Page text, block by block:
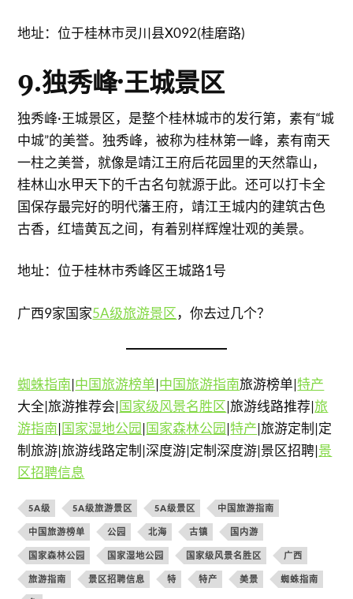
地址：位于桂林市灵川县X092(桂磨路)
9.独秀峰·王城景区
独秀峰·王城景区，是整个桂林城市的发行第，素有“城
中城”的美誉。独秀峰，被称为桂林第一峰，素有南天
一柱之美誉，就像是靖江王府后花园里的天然靠山，
桂林山水甲天下的千古名句就源于此。还可以打卡全
国保存最完好的明代藩王府，靖江王城内的建筑古色
古香，红墙黄瓦之间，有着别样辉煌壮观的美景。
地址：位于桂林市秀峰区王城路1号
广西9家国家5A级旅游景区，你去过几个？
蜘蛛指南|中国旅游榜单|中国旅游指南旅游榜单|特产
大全|旅游推荐会|国家级风景名胜区|旅游线路推荐|旅
游指南|国家湿地公园|国家森林公园|特产|旅游定制|定
制旅游|旅游线路定制|深度游|定制深度游|景区招聘|景
区招聘信息
5A级 5A级旅游景区 5A级景区 中国旅游指南
中国旅游榜单 公园 北海 古镇 国内游
国家森林公园 国家湿地公园 国家级风景名胜区 广西
旅游指南 景区招聘信息 特 特产 美景 蜘蛛指南